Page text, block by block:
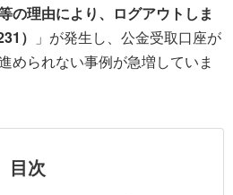
の理由により、ログアウトしま
）
」が発生し、公金受取口座が
められない事例が急増していま
目次